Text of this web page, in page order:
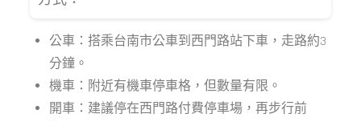
公車：搭乘台南市公車到西門路站下車，走路約3
分鐘。
機車：附近有機車停車格，但數量有限。
開車：建議停在西門路付費停車場，再步行前